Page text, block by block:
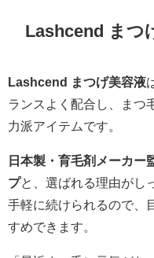
Lashcend まつ
Lashcend まつげ美容液
ランスよく配合し、まつ
力派アイテムです。
日本製・育毛剤メーカー
プと、選ばれる理由がし
手軽に続けられるので、
すめできます。